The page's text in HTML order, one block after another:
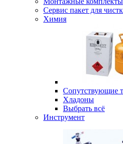
Сервис пакет для
Химия
Сопутствующие
Хладоны
Выбрать всё
Инструмент